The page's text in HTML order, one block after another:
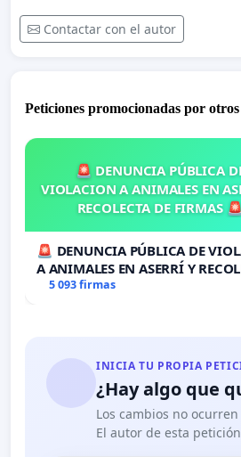
Contactar con el autor
Peticiones promocionadas por
🚨 DENUNCIA PÚBLICA
VIOLACION A ANIMALES EN
RECOLECTA DE FIRMAS 🚨
🚨 DENUNCIA PÚBLICA DE
A ANIMALES EN ASERRÍ Y
DE FIRMAS 🚨
5 093 firmas
INICIA TU PROPIA
¿Hay algo que
Los cambios no
El autor de esta